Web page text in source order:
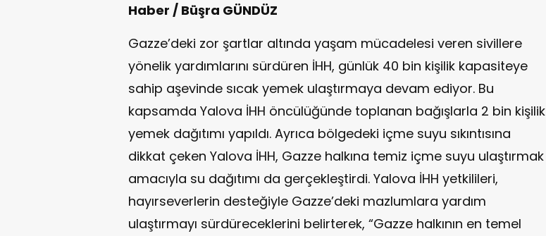
Haber / Büşra GÜNDÜZ
Gazze’deki zor şartlar altında yaşam mücadelesi veren sivillere
yönelik yardımlarını sürdüren İHH, günlük 40 bin kişilik kapasiteye
sahip aşevinde sıcak yemek ulaştırmaya devam ediyor. Bu
kapsamda Yalova İHH öncülüğünde toplanan bağışlarla 2 bin kişilik
yemek dağıtımı yapıldı. Ayrıca bölgedeki içme suyu sıkıntısına
dikkat çeken Yalova İHH, Gazze halkına temiz içme suyu ulaştırmak
amacıyla su dağıtımı da gerçekleştirdi. Yalova İHH yetkilileri,
hayırseverlerin desteğiyle Gazze’deki mazlumlara yardım
ulaştırmayı sürdüreceklerini belirterek, “Gazze halkının en temel